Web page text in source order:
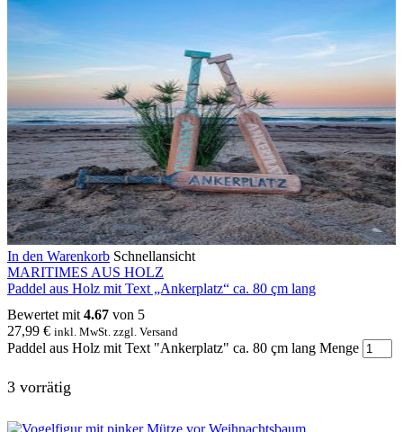
In den Warenkorb Schnellansicht
MARITIMES AUS HOLZ
Paddel aus Holz mit Text „Ankerplatz“ ca. 80 çm lang
Bewertet mit 4.67 von 5
27,99 € inkl. MwSt. zzgl. Versand
Paddel aus Holz mit Text "Ankerplatz" ca. 80 çm lang Menge
3 vorrätig